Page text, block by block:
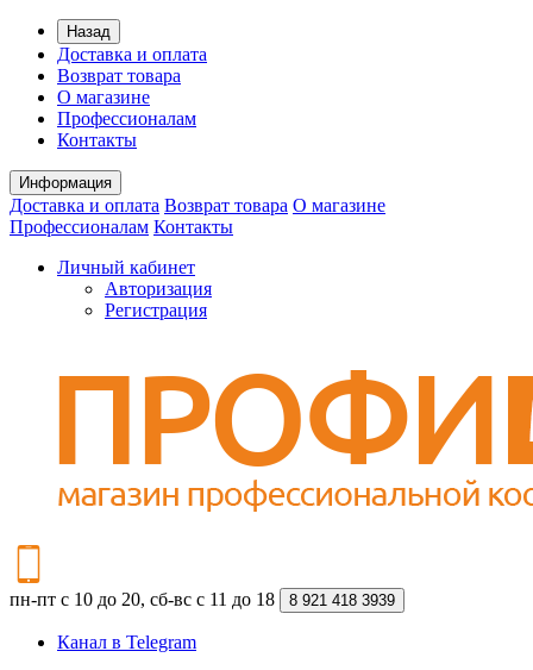
Назад
Доставка и оплата
Возврат товара
О магазине
Профессионалам
Контакты
Информация
Доставка и оплата Возврат товара О магазине
Профессионалам Контакты
Личный кабинет
Авторизация
Регистрация
пн-пт с 10 до 20, сб-вс с 11 до 18 8 921 418 3939
Канал в Telegram